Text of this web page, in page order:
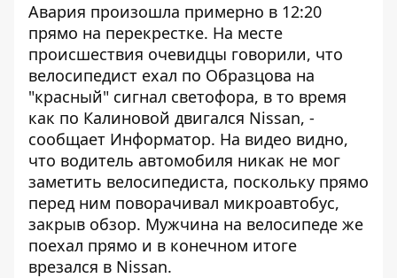
Авария произошла примерно в 12:20
прямо на перекрестке. На месте
происшествия очевидцы говорили, что
велосипедист ехал по Образцова на
"красный" сигнал светофора, в то время
как по Калиновой двигался Nissan, -
сообщает Информатор. На видео видно,
что водитель автомобиля никак не мог
заметить велосипедиста, поскольку прямо
перед ним поворачивал микроавтобус,
закрыв обзор. Мужчина на велосипеде же
поехал прямо и в конечном итоге
врезался в Nissan.